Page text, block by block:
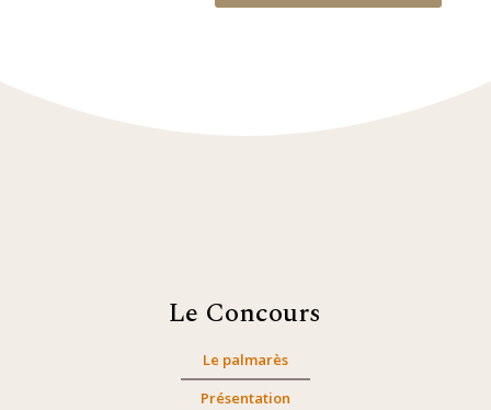
Le Concours
Le palmarès
Présentation